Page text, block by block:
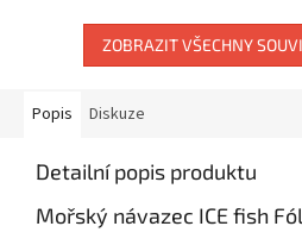
ZOBRAZIT VŠECHNY
Popis Diskuze
Detailní popis produktu
Mořský návazec ICE fish